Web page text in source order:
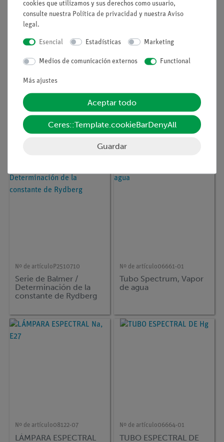
Nº de artículo
Espectro atómico de
sistema de dos
electrones: He y Hg
LÁMPARA ESPECTRAL
Ne, E27
Nº de artículo P2510710
Serie de Balmer /
Determinación de la
constante de Rydberg
Nº de artículo06661-01
Tubo Spectrum, Vapor
de agua
Nº de artículo08122-07
LÁMPARA ESPECTRAL
Nº de artículo06664-01
TUBO ESPECTRAL DE
cookies que utilizamos y sus derechos como usuario,
consulte nuestra Política de privacidad y nuestra Aviso
legal.
Esencial Estadísticas Marketing
Medios de comunicación externos Functional
Más ajustes
Aceptar todo
Ceres::Template.cookieBarDenyAll
Guardar